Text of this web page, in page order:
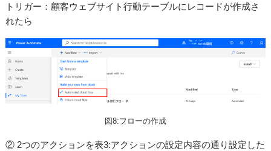
トリガー：顧客ウェブサイト行動テーブルにレコードが作成さ
れたら
図8:フローの作成
② 2つのアクションを表3:アクションの設定内容の通り設定した